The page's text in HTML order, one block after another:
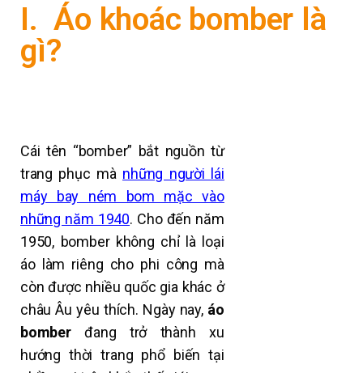
I. Áo khoác bomber là
gì?
Cái tên “bomber” bắt nguồn từ
trang phục mà những người lái
máy bay ném bom mặc vào
những năm 1940. Cho đến năm
1950, bomber không chỉ là loại
áo làm riêng cho phi công mà
còn được nhiều quốc gia khác ở
châu Âu yêu thích. Ngày nay, áo
bomberđang trở thành xu
hướng thời trang phổ biến tại